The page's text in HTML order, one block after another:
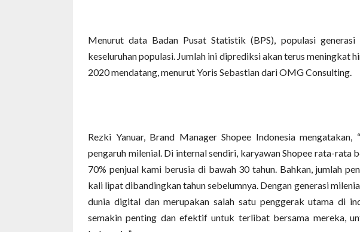
Menurut data Badan Pusat Statistik (BPS), populasi
keseluruhan populasi. Jumlah ini diprediksi akan terus meningkat
2020 mendatang, menurut Yoris Sebastian dari OMG Consulting.
Rezki Yanuar, Brand Manager Shopee Indonesia
pengaruh milenial. Di internal sendiri, karyawan Shopee rata-rata
70% penjual kami berusia di bawah 30 tahun. Bahkan, jumlah
kali lipat dibandingkan tahun sebelumnya. Dengan generasi
dunia digital dan merupakan salah satu penggerak utama di
semakin penting dan efektif untuk terlibat bersama mereka,